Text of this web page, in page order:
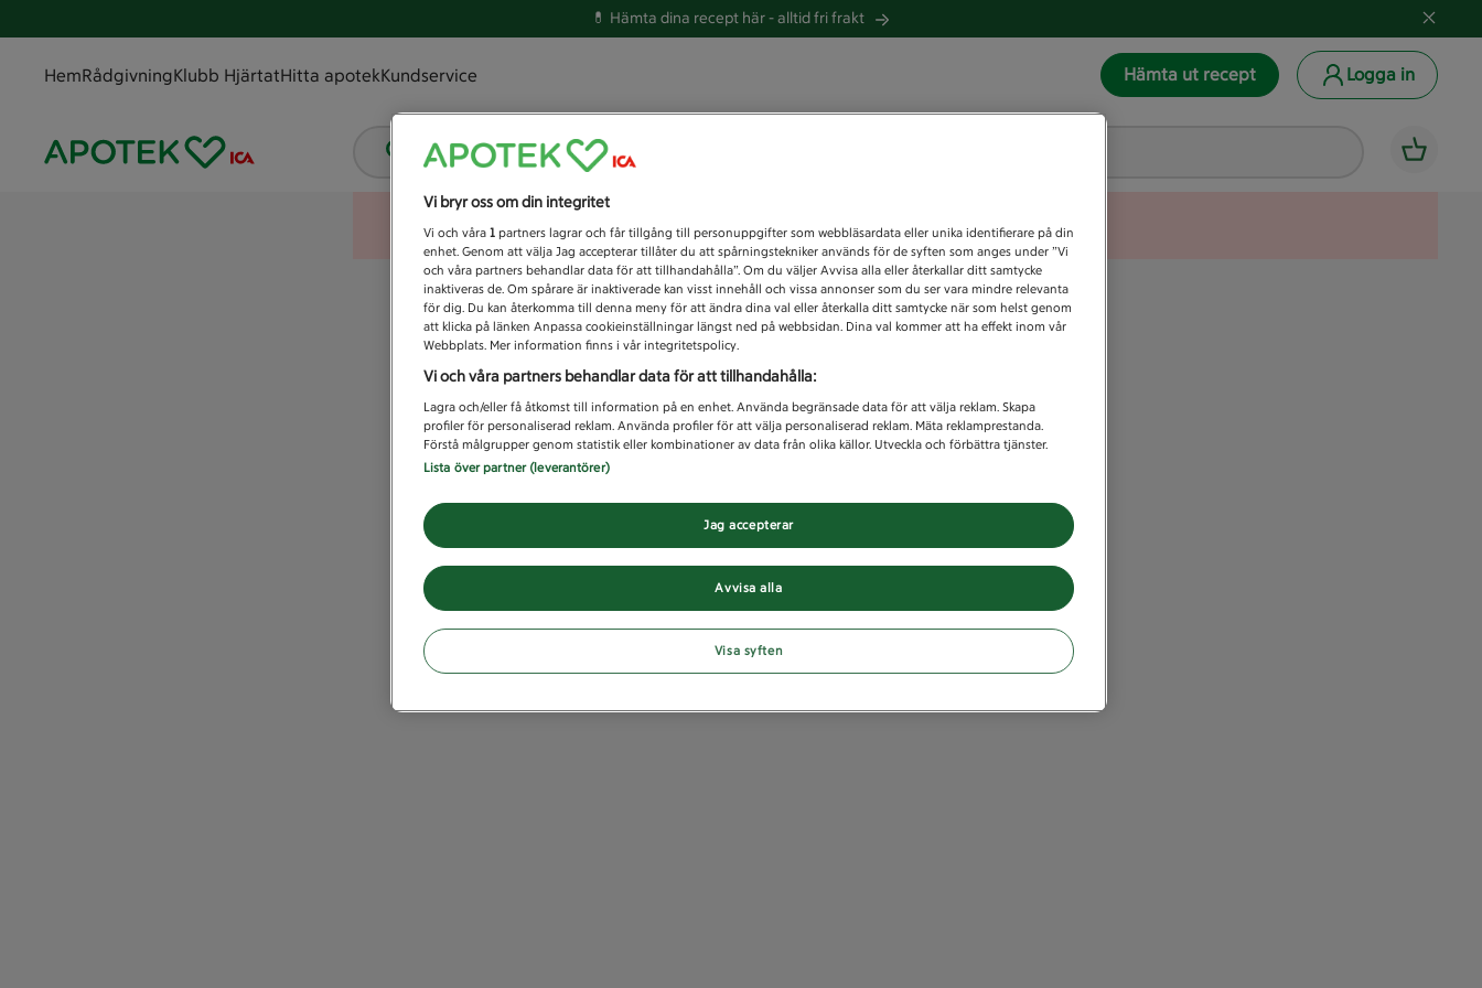
💊 Hämta dina recept här -alltid fri frakt
HemRådgivningKlubb HjärtatHitta apotekKundservice Hämta ut recept Logga in
Vad letar du efter idag?
Unknown error
Vi bryr oss om din integritet
Vi och våra 1 partners lagrar och får tillgång till personuppgifter som webbläsardata eller unika identifierare på din
enhet. Genom att välja Jag accepterar tillåter du att spårningstekniker används för de syften som anges under ”Vi
och våra partners behandlar data för att tillhandahålla”. Om du väljer Avvisa alla eller återkallar ditt samtycke
inaktiveras de. Om spårare är inaktiverade kan visst innehåll och vissa annonser som du ser vara mindre relevanta
för dig. Du kan återkomma till denna meny för att ändra dina val eller återkalla ditt samtycke när som helst genom
att klicka på länken Anpassa cookieinställningar längst ned på webbsidan. Dina val kommer att ha effekt inom vår
Webbplats. Mer information finns i vår integritetspolicy.
Vi och våra partners behandlar data för att tillhandahålla:
Lagra och/eller få åtkomst till information på en enhet. Använda begränsade data för att välja reklam. Skapa
profiler för personaliserad reklam. Använda profiler för att välja personaliserad reklam. Mäta reklamprestanda.
Förstå målgrupper genom statistik eller kombinationer av data från olika källor. Utveckla och förbättra tjänster.
Lista över partner (leverantörer)
Avvisa alla
Jag accepterar
Visa syften